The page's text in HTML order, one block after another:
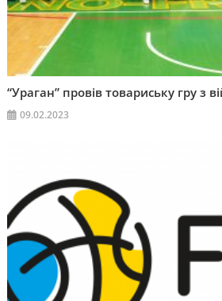
“Ураган” провів товариську гру з
09.02.2023